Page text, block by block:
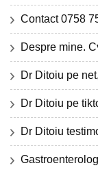
Contact 0758
Despre mine.
Dr Ditoiu pe
Dr Ditoiu pe
Dr Ditoiu